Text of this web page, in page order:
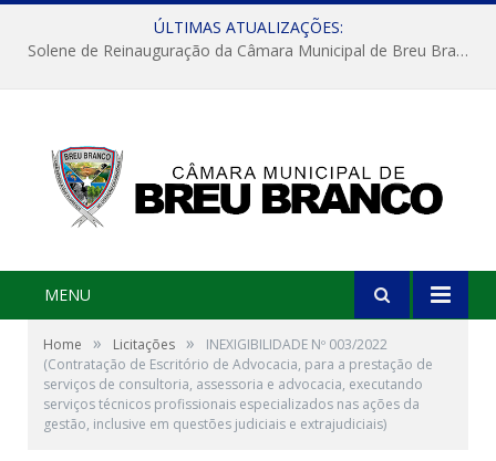
ÚLTIMAS ATUALIZAÇÕES:
Solene de Reinauguração da Câmara Municipal de Breu Branco
MENU
Home » Licitações »
INEXIGIBILIDADE Nº 003/2022
(Contratação de Escritório de Advocacia, para a prestação de
serviços de consultoria, assessoria e advocacia, executando
serviços técnicos profissionais especializados nas ações da
gestão, inclusive em questões judiciais e extrajudiciais)